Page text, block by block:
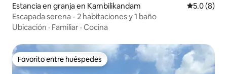
Estancia en granja en Kambilikandam
5.0 (8)
Escapada serena - 2 habitaciones y 1 baño
Ubicación · Familiar · Cocina
Favorito entre huéspedes
Favorito entre huéspedes